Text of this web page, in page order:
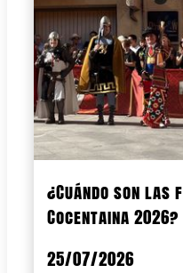
¿Cuándo son las
Cocentaina 2026?
25/07/2026